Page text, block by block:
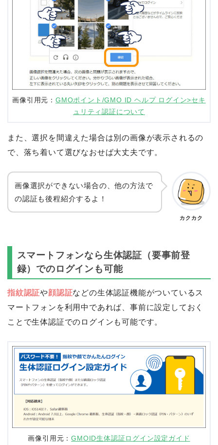
画像引用元： GMOポイント/GMO ID ヘルプ ログイン>セキ
ュリティ認証について
また、選択を間違えた場合は別の画像が表示されるの
で、落ち着いて選びなおせば大丈夫です。
画像選択ができない場合の、他の方法で
の認証も後程紹介するよ！
カクカク
スマートフォンなら生体認証（要事前登
録）でのログインも可能
指紋認証や顔認証などの生体認証機能がついているス
マートフォンを利用中であれば、事前に設定しておく
ことで生体認証でのログインも可能です。
画像引用元：GMOID生体認証ログイン設定ガイド